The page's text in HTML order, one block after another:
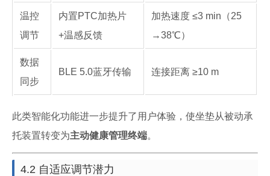
温控
调节
内置PTC加热片
+温感反馈
加热速度 ≤3 min（25
→38℃）
数据
同步
BLE 5.0蓝牙传输 连接距离 ≥10 m
此类智能化功能进一步提升了用户体验，使坐垫从被动承
托装置转变为主动健康管理终端。
4.2 自适应调节潜力